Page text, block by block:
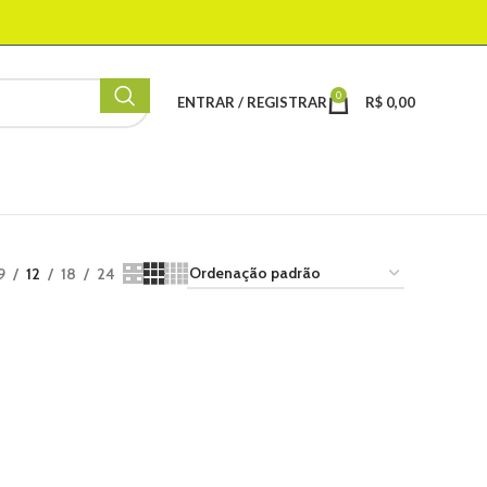
ENTRAR / REGISTRAR 0 R$ 0,00
12 18 24